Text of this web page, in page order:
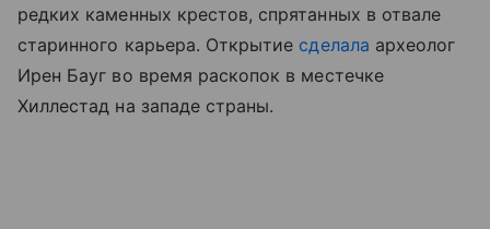
редких каменных крестов, спрятанных в отвале
старинного карьера. Открытие сделала археолог
Ирен Бауг во время раскопок в местечке
Хиллестад на западе страны.